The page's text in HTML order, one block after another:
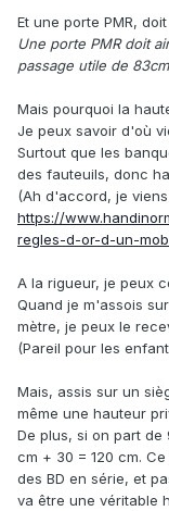
Et une porte PMR,
Une porte PMR doit
passage utile de
Mais pourquoi la
Je peux savoir d'où
Surtout que les
des fauteuils, donc
(Ah d'accord, je
https://
regles-d-or-d-un-
A la rigueur, je peux
Quand je m'assois
mètre, je peux le
(Pareil pour les
Mais, assis sur un
même une hauteur
De plus, si on part de
cm + 30 = 120 cm.
des BD en série, et
va être une véritable